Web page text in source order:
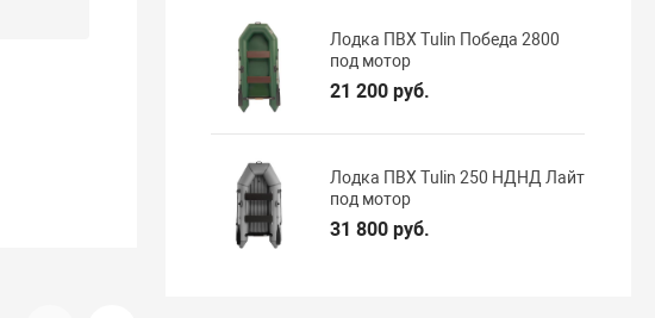
Лодка ПВХ Tulin Победа 2800
под мотор
21 200 руб.
Лодка ПВХ Tulin 250 НДНД Лайт
под мотор
31 800 руб.